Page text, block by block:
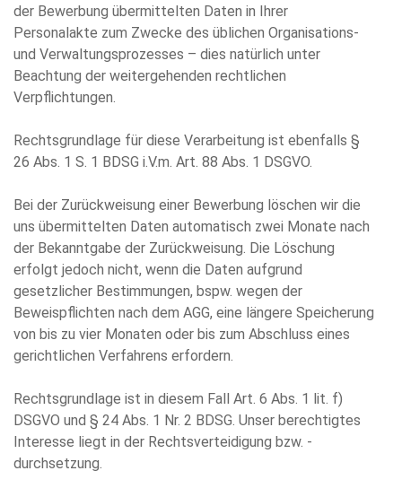
der Bewerbung übermittelten Daten in Ihrer
Personalakte zum Zwecke des üblichen Organisations-
und Verwaltungsprozesses – dies natürlich unter
Beachtung der weitergehenden rechtlichen
Verpflichtungen.
Rechtsgrundlage für diese Verarbeitung ist ebenfalls §
26 Abs. 1 S. 1 BDSG i.V.m. Art. 88 Abs. 1 DSGVO.
Bei der Zurückweisung einer Bewerbung löschen wir die
uns übermittelten Daten automatisch zwei Monate nach
der Bekanntgabe der Zurückweisung. Die Löschung
erfolgt jedoch nicht, wenn die Daten aufgrund
gesetzlicher Bestimmungen, bspw. wegen der
Beweispflichten nach dem AGG, eine längere Speicherung
von bis zu vier Monaten oder bis zum Abschluss eines
gerichtlichen Verfahrens erfordern.
Rechtsgrundlage ist in diesem Fall Art. 6 Abs. 1 lit. f)
DSGVO und § 24 Abs. 1 Nr. 2 BDSG. Unser berechtigtes
Interesse liegt in der Rechtsverteidigung bzw. -
durchsetzung.